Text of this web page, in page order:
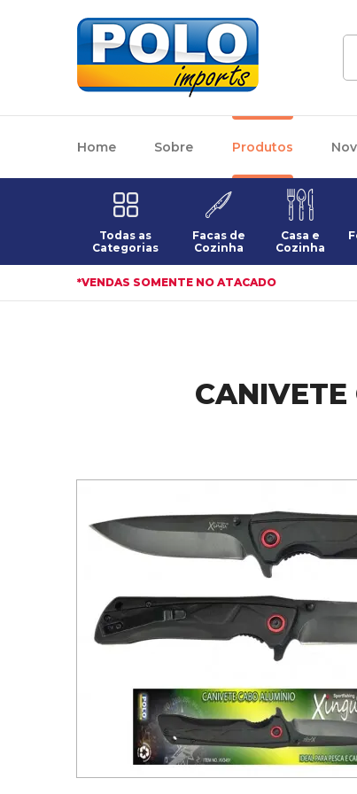
Home Sobre Produtos
Todas as
Categorias
Facas de
Cozinha
Casa e
Cozinha
*VENDAS SOMENTE NO ATACADO